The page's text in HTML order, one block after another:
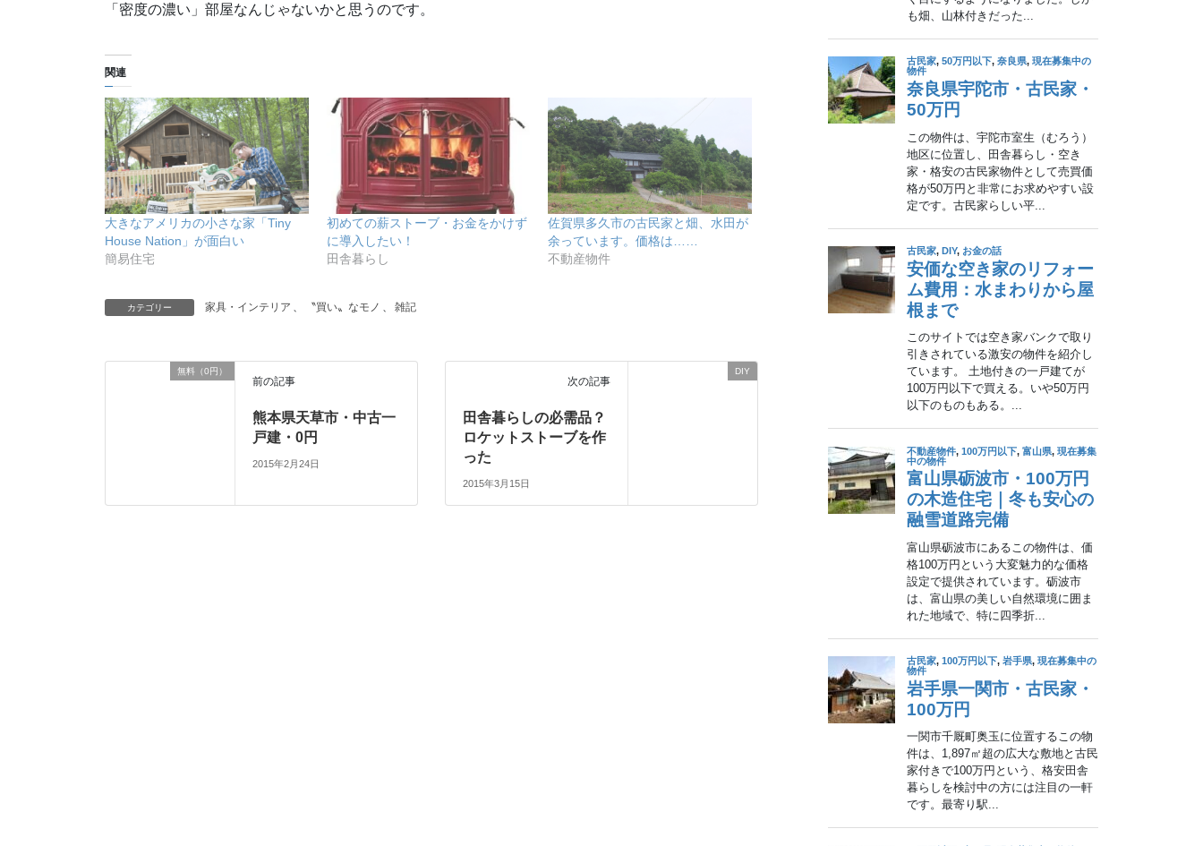
「密度の濃い」部屋なんじゃないかと思うのです。
関連
大きなアメリカの小さな家「Tiny
House Nation」が面白い
簡易住宅
初めての薪ストーブ・お金をかけず
に導入したい！
田舎暮らし
佐賀県多久市の古民家と畑、水田が
余っています。価格は……
不動産物件
カテゴリー 家具・インテリア 、 〝買い〟なモノ 、 雑記
無料（0円）
前の記事
熊本県天草市・中古一
戸建・0円
2015年2月24日
DIY
次の記事
田舎暮らしの必需品？
ロケットストーブを作
った
2015年3月15日